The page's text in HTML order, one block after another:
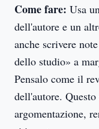
Come fare: Usa
dell'autore e un
anche scrivere
dello studio» a
Pensalo come il
dell'autore.
argomentazione,